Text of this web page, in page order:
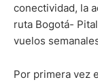
conectividad, la
ruta Bogotá-
vuelos
Por primera vez